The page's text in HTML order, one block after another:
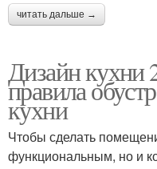
читать дальше →
Дизайн кухни
правила
кухни
Чтобы сделать
функциональным, но и